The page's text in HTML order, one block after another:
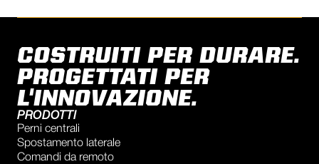
COSTRUITI PER DURARE.
PROGETTATI PER
L'INNOVAZIONE.
PRODOTTI
Perni centrali
Spostamento laterale
Comandi da remoto